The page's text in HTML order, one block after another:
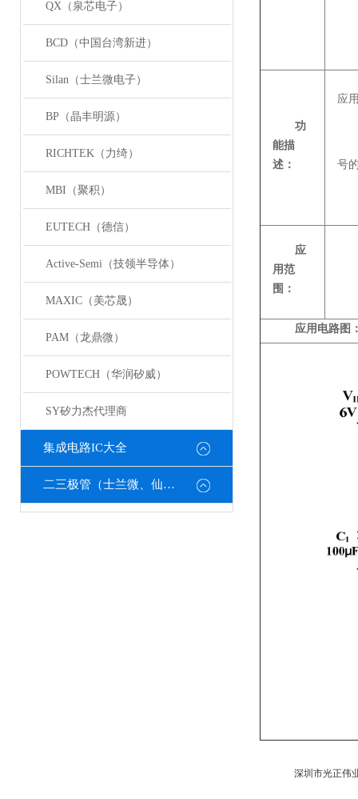
QX（泉芯电子）
BCD（中国台湾新进）
Silan（士兰微电子）
BP（晶丰明源）
RICHTEK（力绮）
MBI（聚积）
EUTECH（德信）
Active-Semi（技领半导体）
MAXIC（美芯晟）
PAM（龙鼎微）
POWTECH（华润矽威）
SY矽力杰代理商
集成电路IC大全
二三极管（士兰微、仙童、强茂、海矽美、光宝等）
功
能描
述：
应
号
应
用范
围：
应用电路图
深圳市光正伟